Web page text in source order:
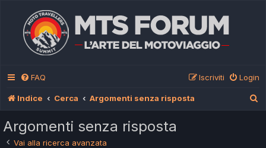
FAQ Login
Iscriviti
Indice Cerca Argomenti senza risposta
Argomenti senza risposta
Vai alla ricerca avanzata